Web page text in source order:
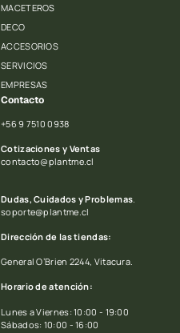
MACETEROS
DECO
ACCESORIOS
SERVICIOS
EMPRESAS
Contacto
+56 9 7510 0938
Cotizaciones y Ventas
contacto@plantme.cl
Dudas, Cuidados y Problemas.
soporte@plantme.cl
Dirección de las tiendas:
General O’Brien 2244, Vitacura.
Horario de atención:
Lunes a Viernes: 10:00 - 19:00
Sábados: 10:00 - 16:00